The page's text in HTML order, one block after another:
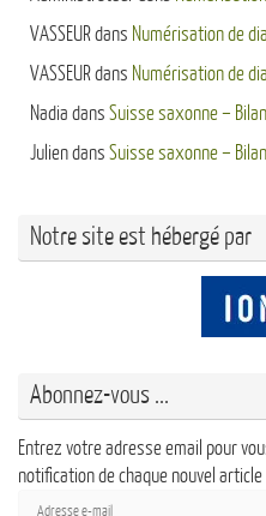
VASSEURdans Numérisation de
VASSEURdans Numérisation de
Nadia dans Suisse saxonne –
Juliendans Suisse saxonne –
Notre site est hébergé par
Abonnez-vous ...
Entrez votre adresse email pour
notification de chaque nouvel
Adresse